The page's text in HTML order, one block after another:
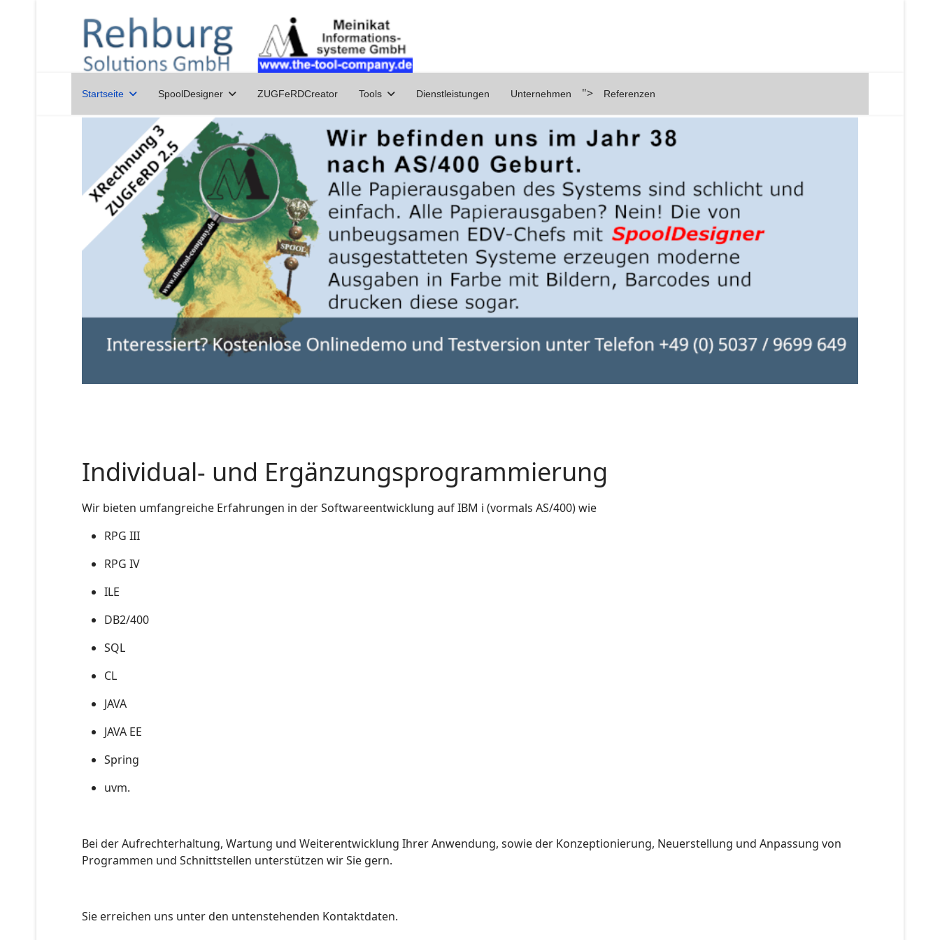
Startseite SpoolDesigner ZUGFeRDCreator Tools Dienstleistungen Unternehmen "> Referenzen
Individual- und Ergänzungsprogrammierung
Wir bieten umfangreiche Erfahrungen in der Softwareentwicklung auf IBM i (vormals AS/400) wie
RPG III
RPG IV
ILE
DB2/400
SQL
CL
JAVA
JAVA EE
Spring
uvm.
Bei der Aufrechterhaltung, Wartung und Weiterentwicklung Ihrer Anwendung, sowie der Konzeptionierung, Neuerstellung und Anpassung von
Programmen und Schnittstellen unterstützen wir Sie gern.
Sie erreichen uns unter den untenstehenden Kontaktdaten.